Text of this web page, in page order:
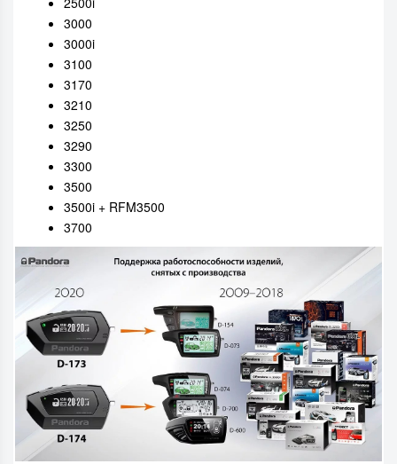
3000
3000i
3100
3170
3210
3250
3290
3300
3500
3500i + RFM3500
3700